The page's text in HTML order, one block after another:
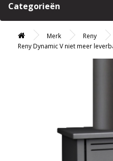
Categorieën
Merk
Reny
Reny Dynamic V niet meer